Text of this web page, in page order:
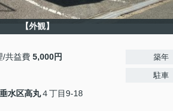
【外観】
共益費 5,000円
水区高丸４丁目9-18
築年
駐車